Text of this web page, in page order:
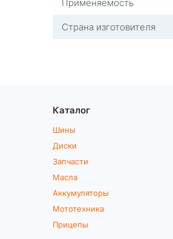
Страна изготовителя
Каталог
Шины
Диски
Запчасти
Масла
Аккумуляторы
Мототехника
Прицепы